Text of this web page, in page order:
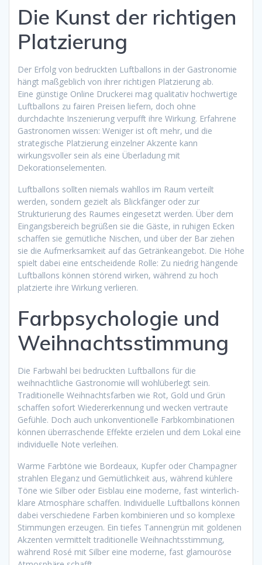
Die Kunst der richtigen
Platzierung
Der Erfolg von bedruckten Luftballons in der Gastronomie
hängt maßgeblich von ihrer richtigen Platzierung ab.
Eine günstige Online Druckerei mag qualitativ hochwertige
Luftballons zu fairen Preisen liefern, doch ohne
durchdachte Inszenierung verpufft ihre Wirkung. Erfahrene
Gastronomen wissen: Weniger ist oft mehr, und die
strategische Platzierung einzelner Akzente kann
wirkungsvoller sein als eine Überladung mit
Dekorationselementen.
Luftballons sollten niemals wahllos im Raum verteilt
werden, sondern gezielt als Blickfänger oder zur
Strukturierung des Raumes eingesetzt werden. Über dem
Eingangsbereich begrüßen sie die Gäste, in ruhigen Ecken
schaffen sie gemütliche Nischen, und über der Bar ziehen
sie die Aufmerksamkeit auf das Getränkeangebot. Die Höhe
spielt dabei eine entscheidende Rolle: Zu niedrig hängende
Luftballons können störend wirken, während zu hoch
platzierte ihre Wirkung verlieren.
Farbpsychologie und
Weihnachtsstimmung
Die Farbwahl bei bedruckten Luftballons für die
weihnachtliche Gastronomie will wohlüberlegt sein.
Traditionelle Weihnachtsfarben wie Rot, Gold und Grün
schaffen sofort Wiedererkennung und wecken vertraute
Gefühle. Doch auch unkonventionelle Farbkombinationen
können überraschende Effekte erzielen und dem Lokal eine
individuelle Note verleihen.
Warme Farbtöne wie Bordeaux, Kupfer oder Champagner
strahlen Eleganz und Gemütlichkeit aus, während kühlere
Töne wie Silber oder Eisblau eine moderne, fast winterlich-
klare Atmosphäre schaffen. Individuelle Luftballons können
dabei verschiedene Farben kombinieren und so komplexe
Stimmungen erzeugen. Ein tiefes Tannengrün mit goldenen
Akzenten vermittelt traditionelle Weihnachtsstimmung,
während Rosé mit Silber eine moderne, fast glamouröse